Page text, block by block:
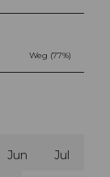
Weg (77%)
Jun Jul